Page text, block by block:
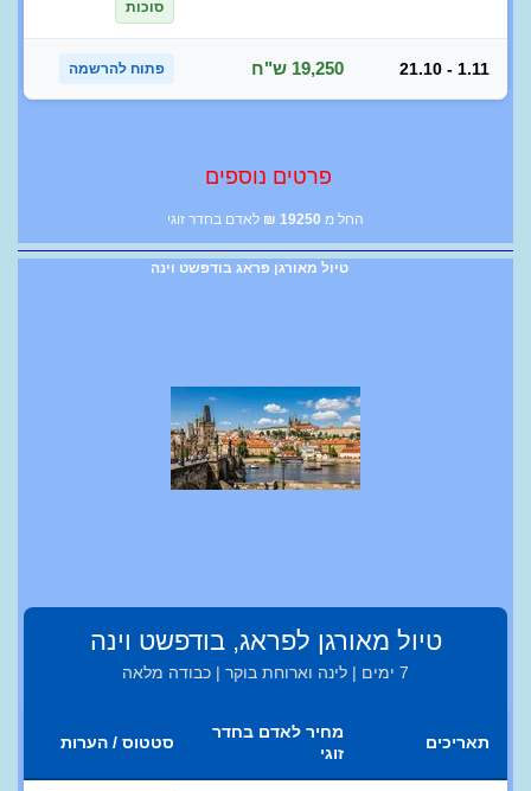
סוכות
21.10 - 1.11 19,250 ש"ח פתוח להרשמה
פרטים נוספים
החל מ 19250
₪ לאדם בחדר זוגי
טיול מאורגן פראג בודפשט וינה
טיול מאורגן לפראג, בודפשט וינה
7 ימים | לינה וארוחת בוקר | כבודה מלאה
תאריכים
מחיר לאדם בחדר
זוגי
סטטוס / הערות